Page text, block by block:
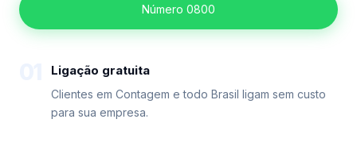
Número 0800
Ligação gratuita
Clientes em Contagem e todo Brasil ligam sem custo
para sua empresa.